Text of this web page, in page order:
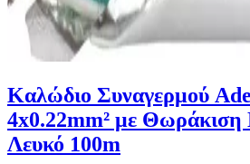
Καλώδιο Συναγερμού
4x0.22mm² με
Λευκό 100m